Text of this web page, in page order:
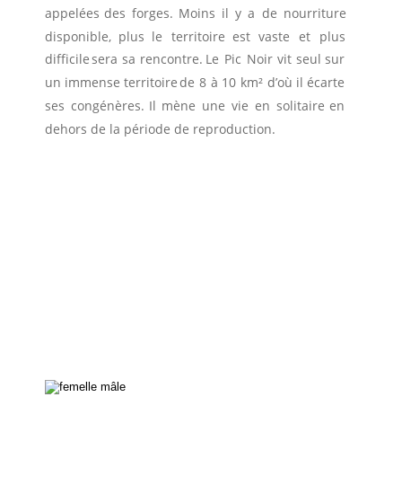
appelées des forges. Moins il y a de nourriture
disponible, plus le territoire est vaste et plus
difficilesera sa rencontre. Le Pic Noir vit seul sur
un immense territoirede 8 à 10 km² d’où il écarte
ses congénères. Il mène une vie en solitaire en
dehors de la période de reproduction.